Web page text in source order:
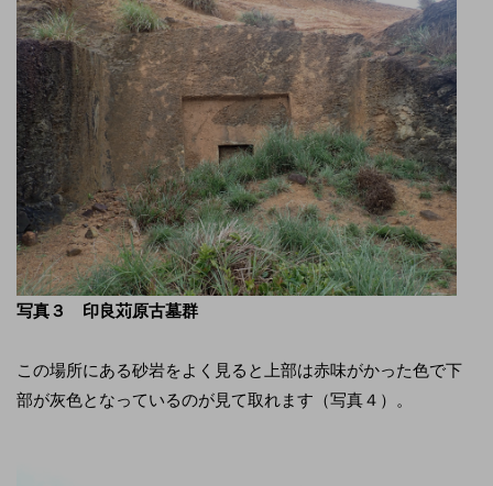
写真３ 印良苅原古墓群
この場所にある砂岩をよく見ると上部は赤味がかった色で下
部が灰色となっているのが見て取れます（写真４）。